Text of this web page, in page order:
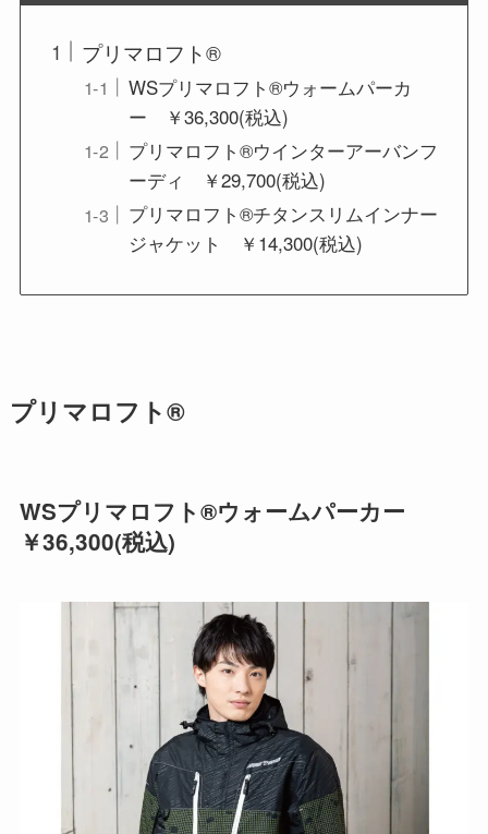
プリマロフト®
WSプリマロフト®ウォームパーカ
ー ￥36,300(税込)
プリマロフト®ウインターアーバンフ
ーディ ￥29,700(税込)
プリマロフト®チタンスリムインナー
ジャケット ￥14,300(税込)
プリマロフト®
WSプリマロフト®ウォームパーカー
￥36,300(税込)